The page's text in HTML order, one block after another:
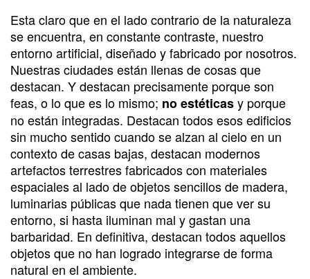
Esta claro que en el lado contrario de la naturaleza
se encuentra, en constante contraste, nuestro
entorno artificial, diseñado y fabricado por nosotros.
Nuestras ciudades están llenas de cosas que
destacan. Y destacan precisamente porque son
feas, o lo que es lo mismo; no estéticasy porque
no están integradas. Destacan todos esos edificios
sin mucho sentido cuando se alzan al cielo en un
contexto de casas bajas, destacan modernos
artefactos terrestres fabricados con materiales
espaciales al lado de objetos sencillos de madera,
luminarias públicas que nada tienen que ver su
entorno, si hasta iluminan mal y gastan una
barbaridad. En definitiva, destacan todos aquellos
objetos que no han logrado integrarse de forma
natural en el ambiente.